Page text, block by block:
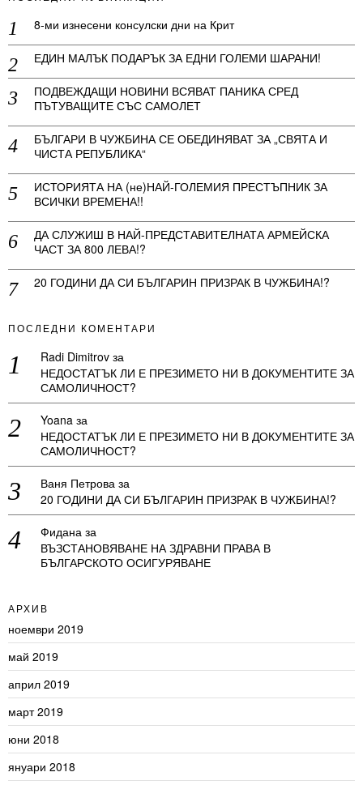
8-ми изнесени консулски дни на Крит
ЕДИН МАЛЪК ПОДАРЪК ЗА ЕДНИ ГОЛЕМИ ШАРАНИ!
ПОДВЕЖДАЩИ НОВИНИ ВСЯВАТ ПАНИКА СРЕД
ПЪТУВАЩИТЕ СЪС САМОЛЕТ
БЪЛГАРИ В ЧУЖБИНА СЕ ОБЕДИНЯВАТ ЗА „СВЯТА И
ЧИСТА РЕПУБЛИКА“
ИСТОРИЯТА НА (не)НАЙ-ГОЛЕМИЯ ПРЕСТЪПНИК ЗА
ВСИЧКИ ВРЕМЕНА!!
ДА СЛУЖИШ В НАЙ-ПРЕДСТАВИТЕЛНАТА АРМЕЙСКА
ЧАСТ ЗА 800 ЛЕВА!?
20 ГОДИНИ ДА СИ БЪЛГАРИН ПРИЗРАК В ЧУЖБИНА!?
ПОСЛЕДНИ КОМЕНТАРИ
Radi Dimitrov за
НЕДОСТАТЪК ЛИ Е ПРЕЗИМЕТО НИ В ДОКУМЕНТИТЕ ЗА
САМОЛИЧНОСТ?
Yoana за
НЕДОСТАТЪК ЛИ Е ПРЕЗИМЕТО НИ В ДОКУМЕНТИТЕ ЗА
САМОЛИЧНОСТ?
Ваня Петрова за
20 ГОДИНИ ДА СИ БЪЛГАРИН ПРИЗРАК В ЧУЖБИНА!?
Фидана за
ВЪЗСТАНОВЯВАНЕ НА ЗДРАВНИ ПРАВА В
БЪЛГАРСКОТО ОСИГУРЯВАНЕ
АРХИВ
ноември 2019
май 2019
април 2019
март 2019
юни 2018
януари 2018